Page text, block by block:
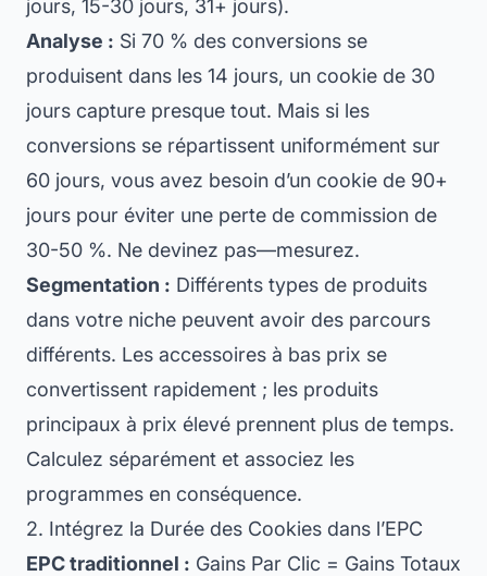
jours, 15-30 jours, 31+ jours).
Analyse : Si 70 % des conversions se
produisent dans les 14 jours, un cookie de 30
jours capture presque tout. Mais si les
conversions se répartissent uniformément sur
60 jours, vous avez besoin d’un cookie de 90+
jours pour éviter une perte de commission de
30-50 %. Ne devinez pas—mesurez.
Segmentation : Différents types de produits
dans votre niche peuvent avoir des parcours
différents. Les accessoires à bas prix se
convertissent rapidement ; les produits
principaux à prix élevé prennent plus de temps.
Calculez séparément et associez les
programmes en conséquence.
2. Intégrez la Durée des Cookies dans l’EPC
EPC traditionnel : Gains Par Clic = Gains Totaux